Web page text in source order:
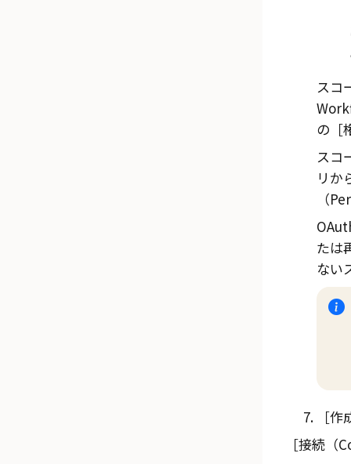
スコ
の
スコ
リか
（
たは
ない
作
接続（